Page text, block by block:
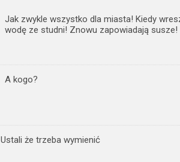
Jak zwykle wszystko dla miasta! Kiedy
wodę ze studni! Znowu zapowiadają
A kogo?
Ustali że trzeba wymienić